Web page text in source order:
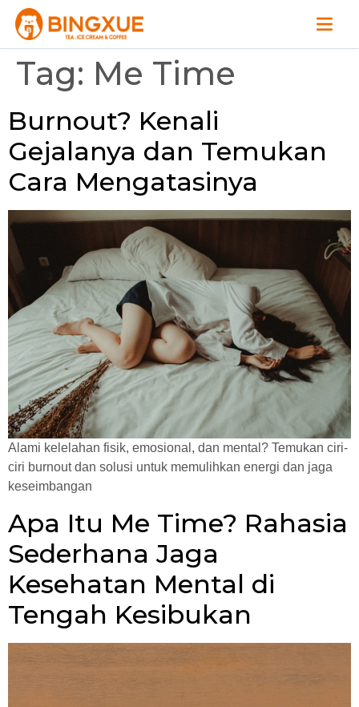
Tag: Me Time
Burnout? Kenali
Gejalanya dan Temukan
Cara Mengatasinya
Alami kelelahan fisik, emosional, dan mental? Temukan ciri-
ciri burnout dan solusi untuk memulihkan energi dan jaga
keseimbangan
Apa Itu Me Time? Rahasia
Sederhana Jaga
Kesehatan Mental di
Tengah Kesibukan